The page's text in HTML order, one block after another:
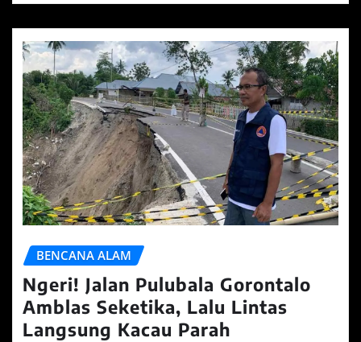
BENCANA ALAM
Ngeri! Jalan Pulubala Gorontalo
Amblas Seketika, Lalu Lintas
Langsung Kacau Parah